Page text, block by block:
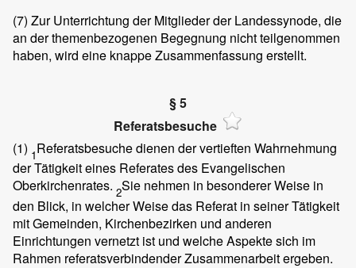
(7) Zur Unterrichtung der Mitglieder der Landessynode, die
an der themenbezogenen Begegnung nicht teilgenommen
haben, wird eine knappe Zusammenfassung erstellt.
§ 5
Referatsbesuche
(1) 1Referatsbesuche dienen der vertieften Wahrnehmung
der Tätigkeit eines Referates des Evangelischen
Oberkirchenrates. 2Sie nehmen in besonderer Weise in
den Blick, in welcher Weise das Referat in seiner Tätigkeit
mit Gemeinden, Kirchenbezirken und anderen
Einrichtungen vernetzt ist und welche Aspekte sich im
Rahmen referatsverbindender Zusammenarbeit ergeben.